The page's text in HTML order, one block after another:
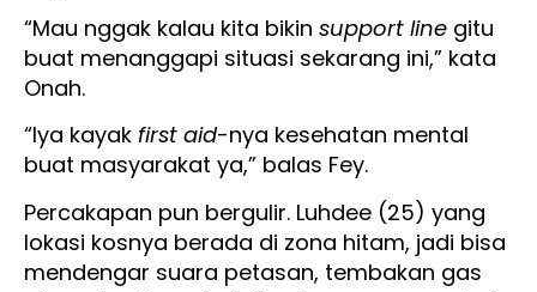
“Mau nggak kalau kita bikin support line gitu
buat menanggapi situasi sekarang ini,” kata
Onah.
“Iya kayak first aid-nya kesehatan mental
buat masyarakat ya,” balas Fey.
Percakapan pun bergulir. Luhdee (25) yang
lokasi kosnya berada di zona hitam, jadi bisa
mendengar suara petasan, tembakan gas